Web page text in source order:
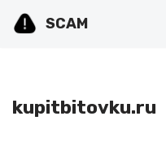
SCAM
kupitbitovku.ru